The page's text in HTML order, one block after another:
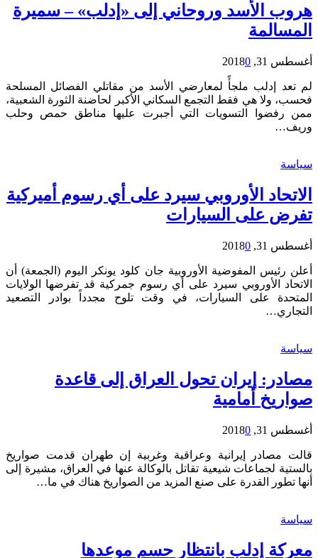
هروب الأسد وروحاني إلى «إدلب» – سميرة
المسالمة
أغسطس 31, 2018 0
لم تعد إدلب ملجأً لمعارضي الأسد من مقاتلي الفصائل المسلحة
فحسب، ولا هي فقط التجمع السكاني الأكبر لحاضنة الثورة الشعبية،
ممن رفضوا التسويات التي أجبرت عليها مناطق حمص وحلب
وريف…
سياسة
الاتحاد الأوروبي سيرد على أي رسوم أميركية
تفرض على السيارات
أغسطس 31, 2018 0
أعلن رئيس المفوضية الأوروبية جان كلود يونكر اليوم (الجمعة) أن
الاتحاد الأوروبي سيرد على أي رسوم جمركية قد تفرضها الولايات
المتحدة على السيارات، في وقت تلوح مجدداً بوادر التصعيد
التجاري…
سياسة
مصادر: إيران تحول العراق إلى قاعدة
صواريخ أمامية
أغسطس 31, 2018 0
قالت مصادر إيرانية وعراقية وغربية إن طهران قدمت صواريخ
بالستية لجماعات شيعية تقاتل بالوكالة عنها في العراق، مشيرة إلى
أنها تطور القدرة على صنع المزيد من الصواريخ هناك في ما…
سياسة
معركة إدلب بانتظار حسم موعدها